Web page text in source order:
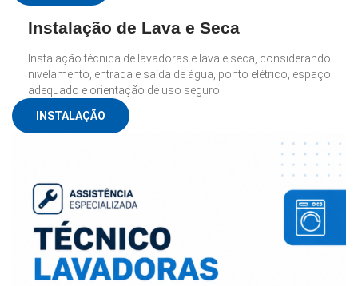
Instalação de Lava e Seca
Instalação técnica de lavadoras e lava e seca, considerando
nivelamento, entrada e saída de água, ponto elétrico, espaço
adequado e orientação de uso seguro.
INSTALAÇÃO